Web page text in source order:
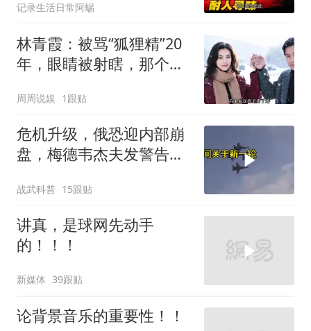
记录生活日常阿蜴
林青霞：被骂“狐狸精”20
年，眼睛被射瞎，那个男
钱？”
周周说娱 1跟贴
危机升级，俄恐迎内部崩
盘，梅德韦杰夫发警告，
战武科普 15跟贴
讲真，是球网先动手
的！！！
新媒体 39跟贴
论背景音乐的重要性！！